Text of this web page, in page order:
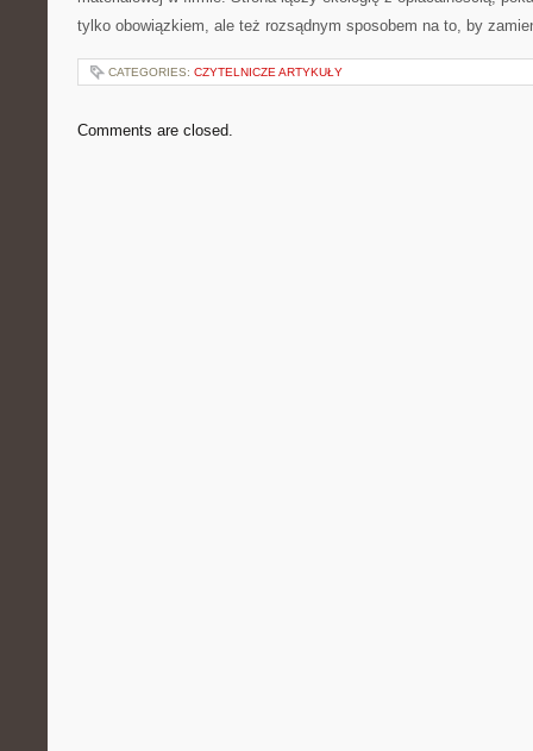
tylko obowiązkiem, ale też rozsądnym sposobem na to, by
CATEGORIES: CZYTELNICZE ARTYKUŁY
Comments are closed.